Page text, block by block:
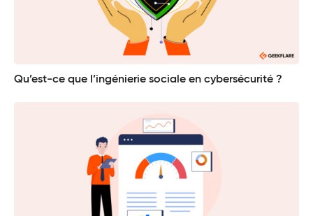
Qu’est-ce que l’ingénierie sociale en cybersécurité ?